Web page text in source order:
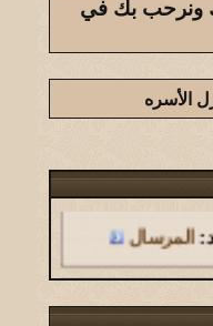
ونرحب بك في
الأسره
مشاركة
المرسال
مشاركة
المشرقي